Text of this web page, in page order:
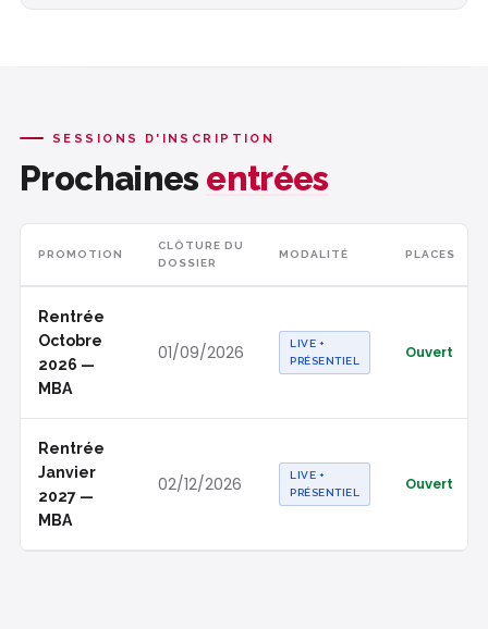
SESSIONS D'INSCRIPTION
Prochaines entrées
PROMOTION
CLÔTURE DU
DOSSIER
MODALITÉ PLACES
Rentrée
Octobre
2026 —
MBA
01/09/2026
LIVE +
PRÉSENTIEL
Ouvert
Rentrée
Janvier
2027 —
MBA
02/12/2026
LIVE +
PRÉSENTIEL
Ouvert